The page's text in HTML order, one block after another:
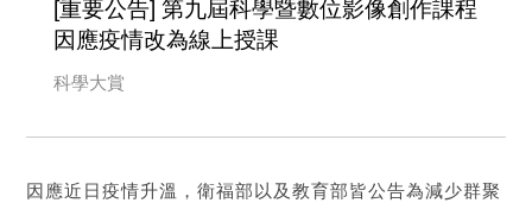
[重要公告] 第九屆科學暨數位影像創作課程
因應疫情改為線上授課
科學大賞
因應近日疫情升溫，衛福部以及教育部皆公告為減少群聚